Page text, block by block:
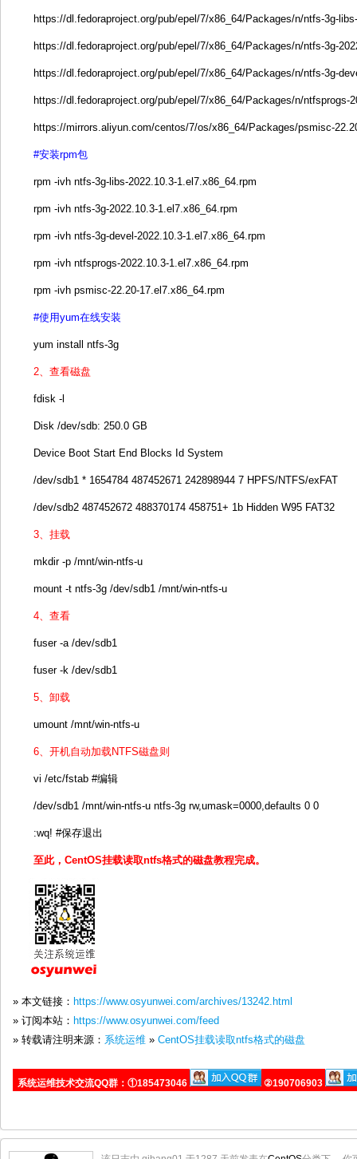
https://dl.fedoraproject.org/pub/epel/7/x86_64/Packages/n/ntfs-3g-
https://dl.fedoraproject.org/pub/epel/7/x86_64/Packages/n/ntfs-3g-
https://dl.fedoraproject.org/pub/epel/7/x86_64/Packages/n/ntfs-3g-
https://dl.fedoraproject.org/pub/epel/7/x86_64/Packages/n/ntfsprogs-
https://mirrors.aliyun.com/centos/7/os/x86_64/Packages/psmisc-
#安装rpm包
rpm -ivh ntfs-3g-libs-2022.10.3-1.el7.x86_64.rpm
rpm -ivh ntfs-3g-2022.10.3-1.el7.x86_64.rpm
rpm -ivh ntfs-3g-devel-2022.10.3-1.el7.x86_64.rpm
rpm -ivh ntfsprogs-2022.10.3-1.el7.x86_64.rpm
rpm -ivh psmisc-22.20-17.el7.x86_64.rpm
#使用yum在线安装
yum install ntfs-3g
2、查看磁盘
fdisk -l
Disk /dev/sdb: 250.0 GB
Device Boot Start End Blocks Id System
/dev/sdb1 * 1654784 487452671 242898944 7 HPFS/NTFS/exFAT
/dev/sdb2 487452672 488370174 458751+ 1b Hidden W95 FAT32
3、挂载
mkdir -p /mnt/win-ntfs-u
mount -t ntfs-3g /dev/sdb1 /mnt/win-ntfs-u
4、查看
fuser -a /dev/sdb1
fuser -k /dev/sdb1
5、卸载
umount /mnt/win-ntfs-u
6、开机自动加载NTFS磁盘则
vi /etc/fstab #编辑
/dev/sdb1 /mnt/win-ntfs-u ntfs-3g rw,umask=0000,defaults 0 0
:wq! #保存退出
至此，CentOS挂载读取ntfs格式的磁盘教程完成。
» 本文链接： https://www.osyunwei.com/archives/13242.html
» 订阅本站： https://www.osyunwei.com/feed
» 转载请注明来源： 系统运维 » CentOS挂载读取ntfs格式的磁盘
系统运维技术交流QQ群：①185473046 ②190706903